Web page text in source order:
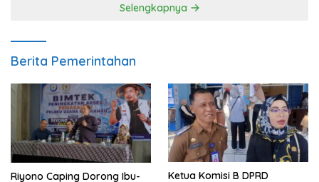
Selengkapnya
Berita Pemerintahan
Riyono Caping Dorong Ibu-
Ketua Komisi B DPRD